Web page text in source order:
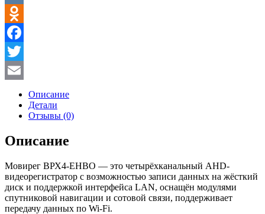
VK
Odnoklassniki
Facebook
Twitter
Описание
Детали
Отзывы (0)
Описание
Мовирег ВРХ4-ЕHВO — это четырёхканальный AHD-
видеорегистратор с возможностью записи данных на жёсткий
диск и поддержкой интерфейса LAN, оснащён модулями
спутниковой навигации и сотовой связи, поддерживает
передачу данных по Wi-Fi.